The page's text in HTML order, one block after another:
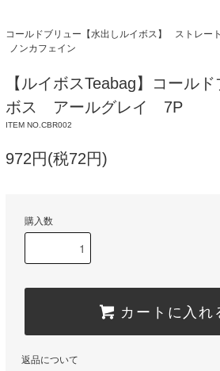
コールドブリュー【水出しルイボス】 ストレー
ノンカフェイン
【ルイボスTeabag】コール
ボス アールグレイ 7P
ITEM NO.CBR002
972円(税72円)
購入数
カートに入れ
返品について